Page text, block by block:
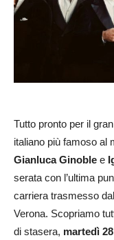
Tutto pronto per il
italiano più famoso al
Gianluca Ginoble e
serata con l’ultima
carriera trasmesso
Verona. Scopriamo
di stasera, martedì